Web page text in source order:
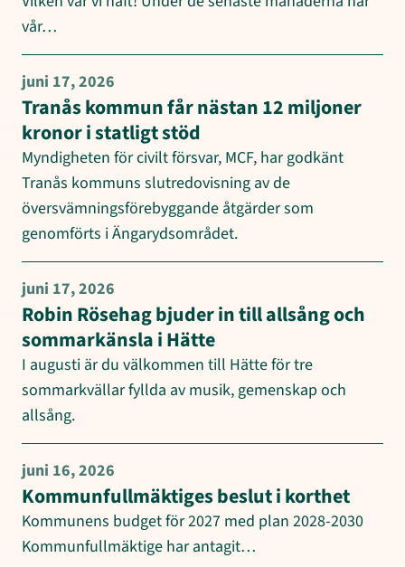
vår…
juni 17, 2026
Tranås kommun får nästan 12 miljoner
kronor i statligt stöd
Myndigheten för civilt försvar, MCF, har godkänt
Tranås kommuns slutredovisning av de
översvämningsförebyggande åtgärder som
genomförts i Ängarydsområdet.
juni 17, 2026
Robin Rösehag bjuder in till allsång och
sommarkänsla i Hätte
I augusti är du välkommen till Hätte för tre
sommarkvällar fyllda av musik, gemenskap och
allsång.
juni 16, 2026
Kommunfullmäktiges beslut i korthet
Kommunens budget för 2027 med plan 2028-2030
Kommunfullmäktige har antagit…